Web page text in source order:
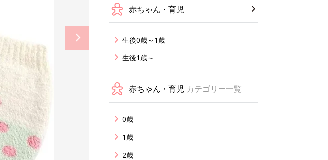
赤ちゃん・育児
生後0歳～1歳
生後1歳～
赤ちゃん・育児 カテゴリー一覧
0歳
1歳
2歳